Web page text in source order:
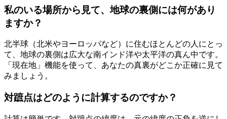
私のいる場所から見て、地球の裏側には何があり
ますか？
北半球（北米やヨーロッパなど）に住むほとんどの人にとっ
て、地球の裏側は広大な南インド洋や太平洋の真ん中です。
「現在地」機能を使って、あなたの真裏がどこか正確に見て
みましょう。
対蹠点はどのように計算するのですか？